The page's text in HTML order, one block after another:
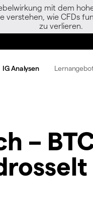
mit dem
verstehen, wie CFDs
zu verlieren.
IG Analysen
–